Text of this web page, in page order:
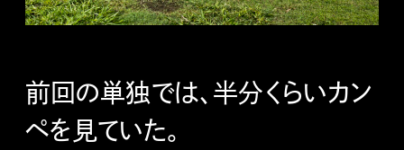
前回の単独では、半分くらいカン
ペを見ていた。